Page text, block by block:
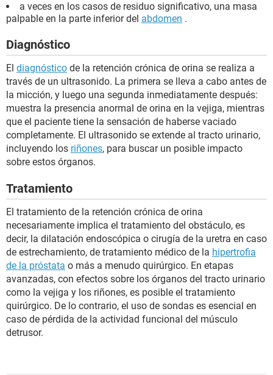
a veces en los casos de residuo significativo, una masa
palpable en la parte inferior del abdomen .
Diagnóstico
El diagnóstico de la retención crónica de orina se realiza a
través de un ultrasonido. La primera se lleva a cabo antes de
la micción, y luego una segunda inmediatamente después:
muestra la presencia anormal de orina en la vejiga, mientras
que el paciente tiene la sensación de haberse vaciado
completamente. El ultrasonido se extende al tracto urinario,
incluyendo los riñones, para buscar un posible impacto
sobre estos órganos.
Tratamiento
El tratamiento de la retención crónica de orina
necesariamente implica el tratamiento del obstáculo, es
decir, la dilatación endoscópica o cirugía de la uretra en caso
de estrechamiento, de tratamiento médico de la hipertrofia
de la próstata o más a menudo quirúrgico. En etapas
avanzadas, con efectos sobre los órganos del tracto urinario
como la vejiga y los riñones, es posible el tratamiento
quirúrgico. De lo contrario, el uso de sondas es esencial en
caso de pérdida de la actividad funcional del músculo
detrusor.